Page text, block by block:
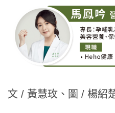
文 / 黃慧玫、圖 / 楊紹